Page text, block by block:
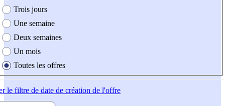
Trois jours
Une semaine
Deux semaines
Un mois
Toutes les offres
le filtre de date de création de l'offre